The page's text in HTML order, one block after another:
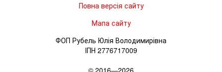
Повна версія сайту
Мапа сайту
ФОП Рубель Юлія Володимирівна
ІПН 2776717009
© 2016—2026